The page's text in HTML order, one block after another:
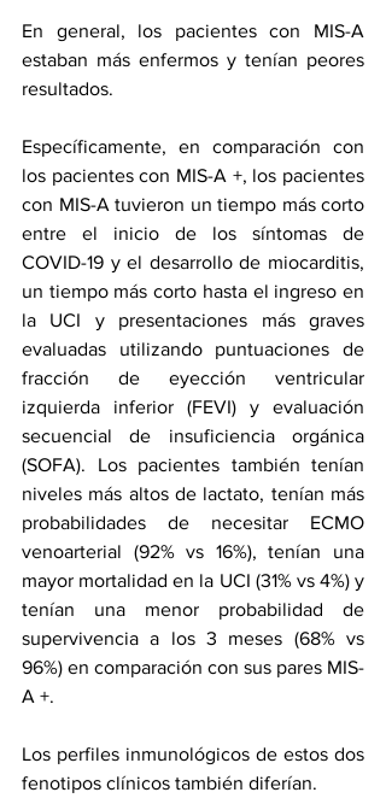
En general, los pacientes con MIS-A
estaban más enfermos y tenían peores
resultados.
Específicamente, en comparación con
los pacientes con MIS-A +, los pacientes
con MIS-A tuvieron un tiempo más corto
entre el inicio de los síntomas de
COVID-19 y el desarrollo de miocarditis,
un tiempo más corto hasta el ingreso en
la UCI y presentaciones más graves
evaluadas utilizando puntuaciones de
fracción de eyección ventricular
izquierda inferior (FEVI) y evaluación
secuencial de insuficiencia orgánica
(SOFA). Los pacientes también tenían
niveles más altos de lactato, tenían más
probabilidades de necesitar ECMO
venoarterial (92% vs 16%), tenían una
mayor mortalidad en la UCI (31% vs 4%) y
tenían una menor probabilidad de
supervivencia a los 3 meses (68% vs
96%) en comparación con sus pares MIS-
A +.
Los perfiles inmunológicos de estos dos
fenotipos clínicos también diferían.